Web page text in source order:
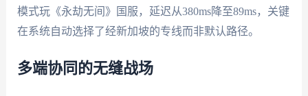
模式玩《永劫无间》国服，延迟从380ms降至89ms，关键
在系统自动选择了经新加坡的专线而非默认路径。
多端协同的无缝战场